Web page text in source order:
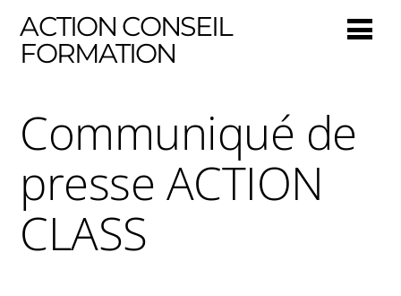
ACTION CONSEIL
FORMATION
Communiqué de
presse ACTION
CLASS